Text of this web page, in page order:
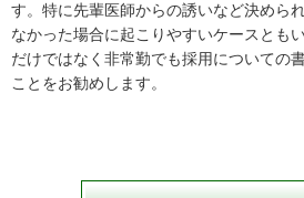
す。特に先輩医師からの誘いなど決めら
なかった場合に起こりやすいケースとも
だけではなく非常勤でも採用についての
ことをお勧めします。